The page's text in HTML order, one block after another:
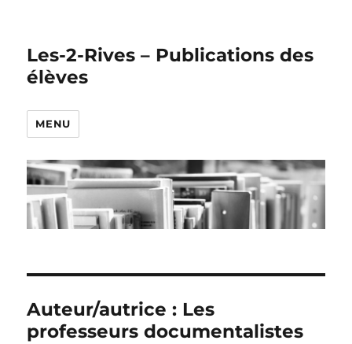
Les-2-Rives – Publications des
élèves
MENU
Auteur/autrice : Les
professeurs documentalistes